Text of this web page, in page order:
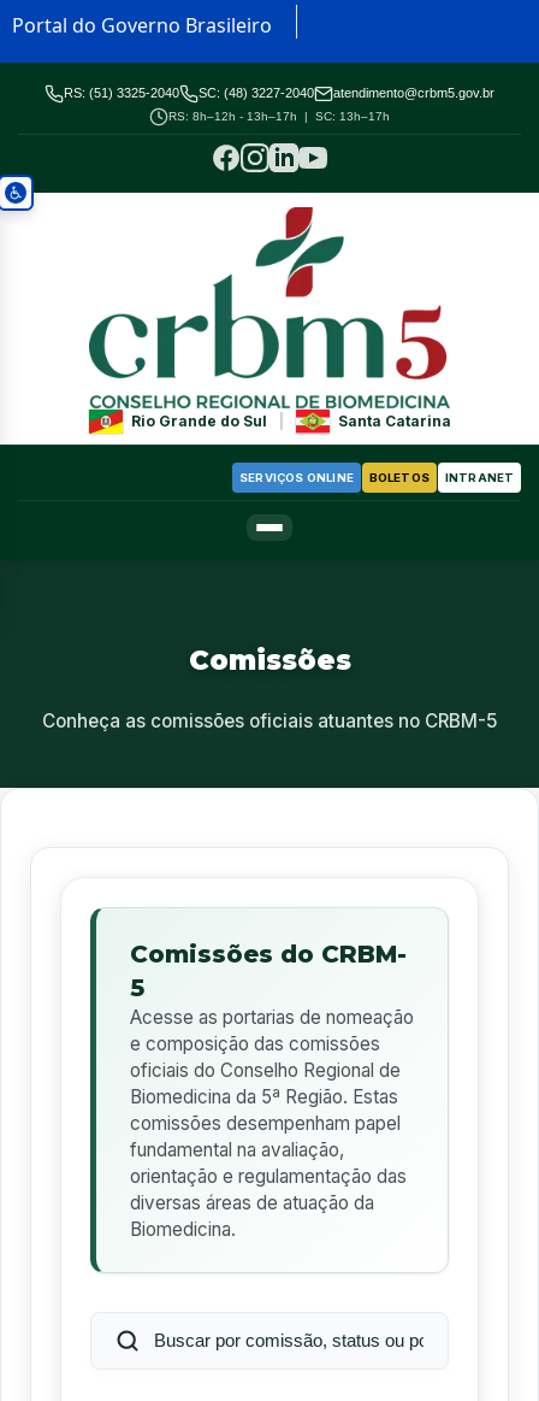
Portal do Governo Brasileiro
RS: (51) 3325-2040 SC: (48) 3227-2040 atendimento@crbm5.gov.br
RS: 8h–12h - 13h–17h | SC: 13h–17h
Rio Grande do Sul Santa Catarina
SERVIÇOS ONLINE BOLETOS INTRANET
Comissões
Conheça as comissões oficiais atuantes no CRBM-5
Comissões do CRBM-
5
Acesse as portarias de nomeação
e composição das comissões
oficiais do Conselho Regional de
Biomedicina da 5ª Região. Estas
comissões desempenham papel
fundamental na avaliação,
orientação e regulamentação das
diversas áreas de atuação da
Biomedicina.